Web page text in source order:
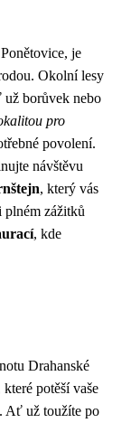
je
Okolní lesy
už borůvek nebo
pro
povolení.
návštěvu
, který vás
plném zážitků
, kde
Drahanské
potěší vaše
Ať už toužíte po